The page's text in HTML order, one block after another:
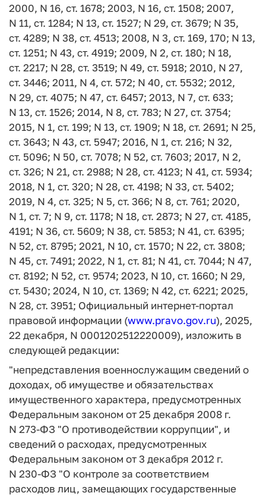
2000, N 16, ст. 1678; 2003, N 16, ст. 1508; 2007,
N 11, ст. 1284; N 13, ст. 1527; N 29, ст. 3679; N 35,
ст. 4289; N 38, ст. 4513; 2008, N 3, ст. 169, 170; N 13,
ст. 1251; N 43, ст. 4919; 2009, N 2, ст. 180; N 18,
ст. 2217; N 28, ст. 3519; N 49, ст. 5918; 2010, N 27,
ст. 3446; 2011, N 4, ст. 572; N 40, ст. 5532; 2012,
N 29, ст. 4075; N 47, ст. 6457; 2013, N 7, ст. 633;
N 13, ст. 1526; 2014, N 8, ст. 783; N 27, ст. 3754;
2015, N 1, ст. 199; N 13, ст. 1909; N 18, ст. 2691; N 25,
ст. 3643; N 43, ст. 5947; 2016, N 1, ст. 216; N 32,
ст. 5096; N 50, ст. 7078; N 52, ст. 7603; 2017, N 2,
ст. 326; N 21, ст. 2988; N 28, ст. 4123; N 41, ст. 5934;
2018, N 1, ст. 320; N 28, ст. 4198; N 33, ст. 5402;
2019, N 4, ст. 325; N 5, ст. 366; N 8, ст. 761; 2020,
N 1, ст. 7; N 9, ст. 1178; N 18, ст. 2873; N 27, ст. 4185,
4191; N 36, ст. 5609; N 38, ст. 5853; N 41, ст. 6395;
N 52, ст. 8795; 2021, N 10, ст. 1570; N 22, ст. 3808;
N 45, ст. 7491; 2022, N 1, ст. 81; N 41, ст. 7044; N 47,
ст. 8192; N 52, ст. 9574; 2023, N 10, ст. 1660; N 29,
ст. 5430; 2024, N 10, ст. 1369; N 42, ст. 6221; 2025,
N 28, ст. 3951; Официальный интернет-портал
правовой информации (www.pravo.gov.ru), 2025,
22 декабря, N 0001202512220009), изложить в
следующей редакции:
"непредставления военнослужащим сведений о
доходах, об имуществе и обязательствах
имущественного характера, предусмотренных
Федеральным законом от 25 декабря 2008 г.
N 273-ФЗ "О противодействии коррупции", и
сведений о расходах, предусмотренных
Федеральным законом от 3 декабря 2012 г.
N 230-ФЗ "О контроле за соответствием
расходов лиц, замещающих государственные